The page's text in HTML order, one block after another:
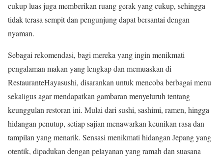
cukup luas juga memberikan ruang gerak yang cukup, sehingga
tidak terasa sempit dan pengunjung dapat bersantai dengan
nyaman.
Sebagai rekomendasi, bagi mereka yang ingin menikmati
pengalaman makan yang lengkap dan memuaskan di
RestauranteHayasushi, disarankan untuk mencoba berbagai menu
sekaligus agar mendapatkan gambaran menyeluruh tentang
keunggulan restoran ini. Mulai dari sushi, sashimi, ramen, hingga
hidangan penutup, setiap sajian menawarkan keunikan rasa dan
tampilan yang menarik. Sensasi menikmati hidangan Jepang yang
otentik, dipadukan dengan pelayanan yang ramah dan suasana